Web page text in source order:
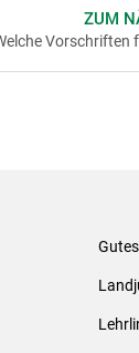
ZUM
Vorschriften